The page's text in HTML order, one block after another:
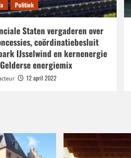
Politiek
Staten vergaderen over
coördinatiebesluit
IJsselwind en kernenergie
energiemix
12 april 2022